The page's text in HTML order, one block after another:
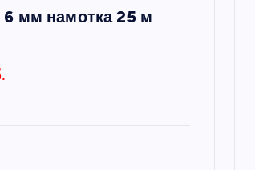
6 мм намотка 25 м